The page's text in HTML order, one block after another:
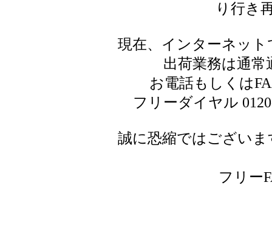
り行き
現在、インターネッ
出荷業務は通
お電話もしくは
フリーダイヤル
誠に恐縮ではござい
フリー